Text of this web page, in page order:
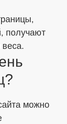
получают
можно